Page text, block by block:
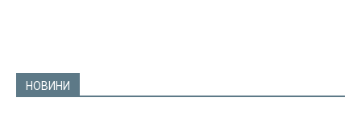
НОВИНИ